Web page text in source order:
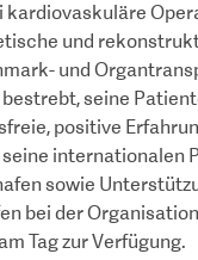
kardiovaskuläre
und
und
seine
positive
internationalen
sowie
bei der
Tag zur Verfügung.